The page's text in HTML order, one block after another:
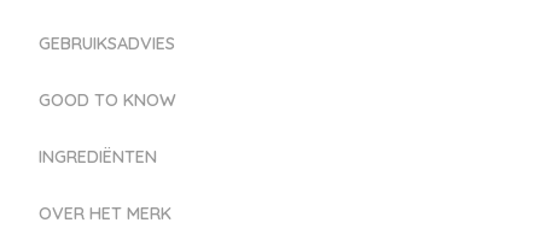
GEBRUIKSADVIES
GOOD TO KNOW
INGREDIËNTEN
OVER HET MERK